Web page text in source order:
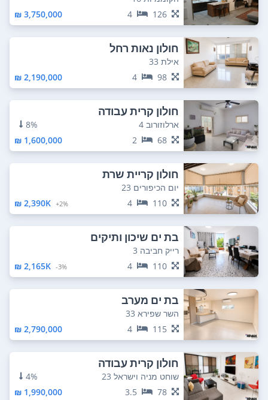
126
4
3,750,000 ₪
חולון נאות רחל
אילת 33
98
4
2,190,000 ₪
חולון קרית עבודה
ארלוזורוב 4
8%
68
2
1,600,000 ₪
חולון קריית שרת
יום הכיפורים 23
110
4
2%+
2,390K ₪
בת ים שיכון ותיקים
רייק חביבה 3
110
4
3%-
2,165K ₪
בת ים מערב
השר שפירא 33
115
4
2,790,000 ₪
חולון קרית עבודה
שוחט מניה וישראל 23
4%
78
3.5
1,990,000 ₪